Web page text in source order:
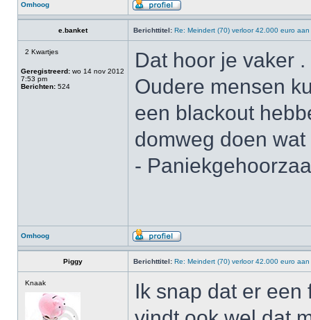
Omhoog
e.banket Berichttitel: Re: Meindert (70) verloor 42.000 euro
2 Kwartjes
Geregistreerd: wo 14 nov 2012
7:53 pm
Berichten: 524
Dat hoor je vaker .
Oudere mensen
een blackout
domweg doen
-
Omhoog
Piggy Berichttitel: Re: Meindert (70) verloor 42.000 euro
Knaak
Ik snap dat er een